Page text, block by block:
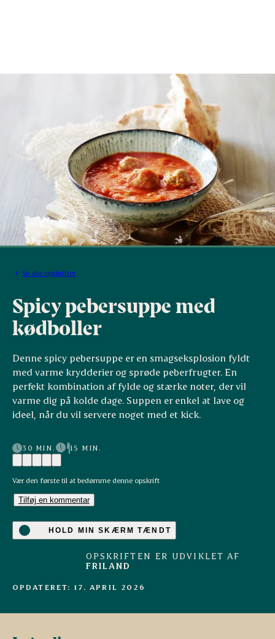
Se alle opskrifter
Spicy pebersuppe med
kødboller
Denne spicy pebersuppe er en smagseksplosion fyldt
med varme krydderier og sprøde peberfrugter. En
perfekt kombination af fylde og stærke noter, der vil
varme dig på kolde dage. Suppen er enkel at lave og
ideel, når du vil servere noget med et kick.
30 MIN. 15 MIN.
Vær den første til at bedømme denne opskrift
Tilføj en kommentar
HOLD MIN SKÆRM TÆNDT
OPSKRIFTEN ER UDVIKLET AF
FRILAND
OPDATERET: 17. APRIL 2026